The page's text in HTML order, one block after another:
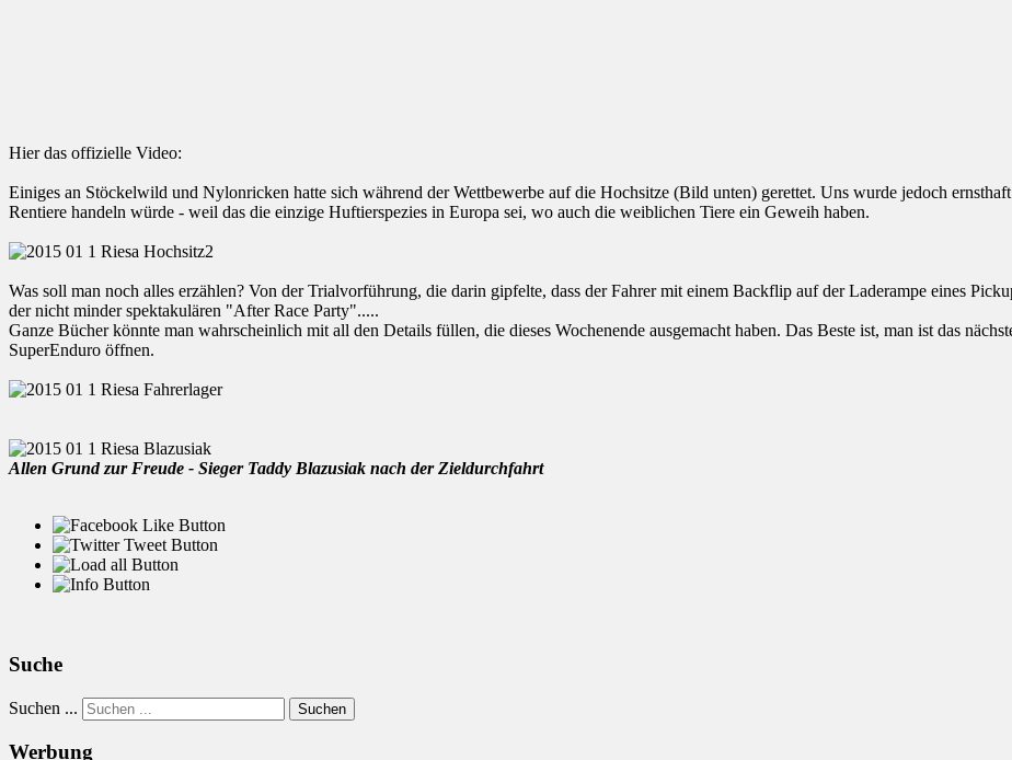
Hier das offizielle Video:
Einiges an Stöckelwild und Nylonricken hatte sich während der Wettbewerbe auf die Hochsitze (Bild unten) gerettet. Uns wurde jedoch
Rentiere handeln würde - weil das die einzige Huftierspezies in Europa sei, wo auch die weiblichen Tiere ein Geweih haben.
Was soll man noch alles erzählen? Von der Trialvorführung, die darin gipfelte, dass der Fahrer mit einem Backflip auf der Laderampe eines
der nicht minder spektakulären "After Race Party".....
Ganze Bücher könnte man wahrscheinlich mit all den Details füllen, die dieses Wochenende ausgemacht haben. Das Beste ist, man ist das
SuperEnduro öffnen.
Allen Grund zur Freude - Sieger Taddy Blazusiak nach der Zieldurchfahrt
Suche
Suchen ... Suchen
Werbung